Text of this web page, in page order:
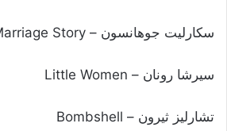
سكارليت جوهانسون – Marriage Story
سيرشا رونان – Little Women
تشارليز ثيرون – Bombshell